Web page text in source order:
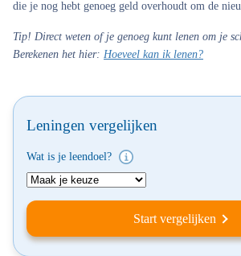
die je nog hebt genoeg geld overhoudt om de
Tip! Direct weten of je genoeg kunt lenen om je
Berekenen het hier: Hoeveel kan ik lenen?
Leningen vergelijken
Wat is je leendoel?
Start vergelijken